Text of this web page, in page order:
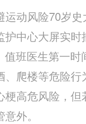
动风险70岁
中心大屏实
班医生第一
爬楼等危险
梗高危风险，
外。